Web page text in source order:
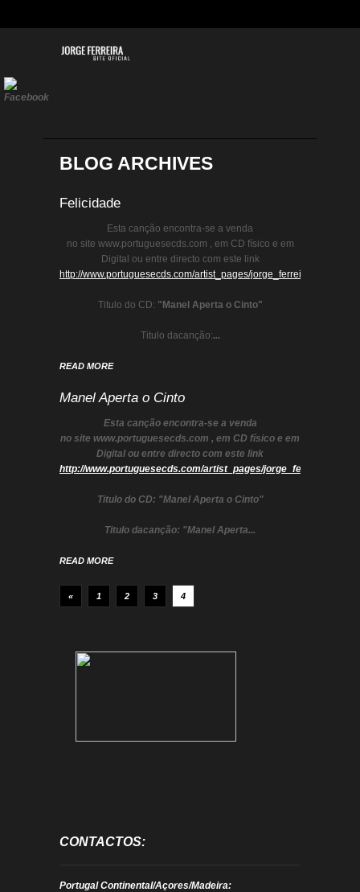
BLOG ARCHIVES
Felicidade
Esta canção encontra-se a venda
no site www.portuguesecds.com , em CD físico e em
Digital ou entre directo com este link
http://www.portuguesecds.com/artist_pages/jorge_ferreira/
Titulo do CD: "Manel Aperta o Cinto"
Titulo dacanção:...
READ MORE
Manel Aperta o Cinto
Esta canção encontra-se a venda
no site www.portuguesecds.com , em CD físico e em
Digital ou entre directo com este link
http://www.portuguesecds.com/artist_pages/jorge_ferreira/
Titulo do CD: "Manel Aperta o Cinto"
Titulo dacanção: "Manel Aperta...
READ MORE
« 1 2 3 4
CONTACTOS:
Portugal Continental/Açores/Madeira: